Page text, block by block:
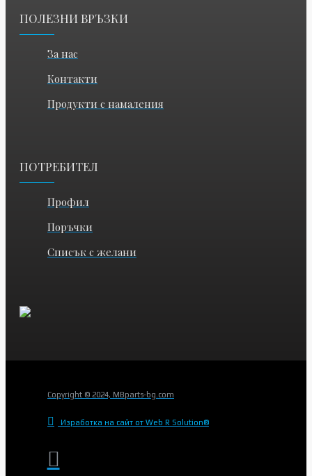
ПОЛЕЗНИ ВРЪЗКИ
За нас
Контакти
Продукти с намаления
ПОТРЕБИТЕЛ
Профил
Поръчки
Списък с желани
Copyright © 2024, MBparts-bg.com
Изработка на сайт от Web R Solution®